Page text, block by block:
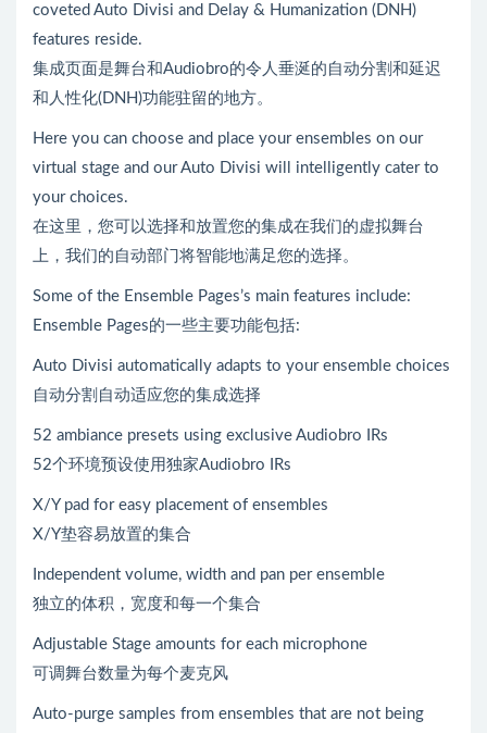
coveted Auto Divisi and Delay & Humanization (DNH)
features reside.
集成页面是舞台和Audiobro的令人垂涎的自动分割和延迟
和人性化(DNH)功能驻留的地方。
Here you can choose and place your ensembles on our
virtual stage and our Auto Divisi will intelligently cater to
your choices.
在这里，您可以选择和放置您的集成在我们的虚拟舞台
上，我们的自动部门将智能地满足您的选择。
Some of the Ensemble Pages’s main features include:
Ensemble Pages的一些主要功能包括:
Auto Divisi automatically adapts to your ensemble choices
自动分割自动适应您的集成选择
52 ambiance presets using exclusive Audiobro IRs
52个环境预设使用独家Audiobro IRs
X/Y pad for easy placement of ensembles
X/Y垫容易放置的集合
Independent volume, width and pan per ensemble
独立的体积，宽度和每一个集合
Adjustable Stage amounts for each microphone
可调舞台数量为每个麦克风
Auto-purge samples from ensembles that are not being